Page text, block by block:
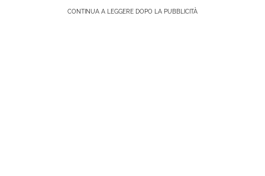
CONTINUA A LEGGERE DOPO LA PUBBLICITÀ